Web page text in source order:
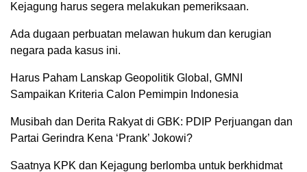
Kejagung harus segera melakukan pemeriksaan.
Ada dugaan perbuatan melawan hukum dan kerugian
negara pada kasus ini.
Harus Paham Lanskap Geopolitik Global, GMNI
Sampaikan Kriteria Calon Pemimpin Indonesia
Musibah dan Derita Rakyat di GBK: PDIP Perjuangan dan
Partai Gerindra Kena ‘Prank’ Jokowi?
Saatnya KPK dan Kejagung berlomba untuk berkhidmat